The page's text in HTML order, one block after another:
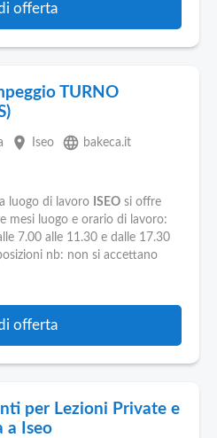
offerta
TURNO
place Iseo language bakeca.it
luogo di lavoro ISEO si offre
mesi luogo e orario di lavoro:
7.00 alle 11.30 e dalle 17.30
nb: non si accettano
offerta
per Lezioni Private e
a Iseo